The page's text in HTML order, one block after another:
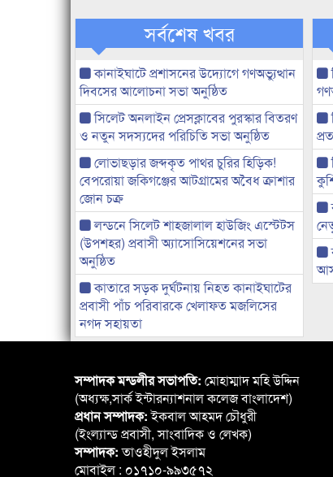
সর্বশেষ খবর
কানাইঘাটে প্রশাসনের উদ্যোগে গণঅভ্যুত্থান
দিবসের আলোচনা সভা অনুষ্ঠিত
সিলেট অনলাইন প্রেসক্লাবের পুরস্কার বিতরণ
ও নতুন সদস্যদের পরিচিতি সভা অনুষ্ঠিত
লোভাছড়ার জব্দকৃত পাথর চুরির হিড়িক!
বেপরোয়া জকিগঞ্জের আটগ্রামের অবৈধ ক্রাশার
জোন চক্র
লন্ডনে সিলেট শাহজালাল হাউজিং এস্টেটস
(উপশহর) প্রবাসী অ্যাসোসিয়েশনের সভা
অনুষ্ঠিত
কাতারে সড়ক দুর্ঘটনায় নিহত কানাইঘাটের
প্রবাসী পাঁচ পরিবারকে খেলাফত মজলিসের
নগদ সহায়তা
সম্পাদক মন্ডলীর সভাপতি: মোহাম্মাদ মহি উদ্দিন
(অধ্যক্ষ,সার্ক ইন্টারন্যাশনাল কলেজ বাংলাদেশ)
প্রধান সম্পাদক:ইকবাল আহমদ চৌধুরী
(ইংল্যান্ড প্রবাসী, সাংবাদিক ও লেখক)
সম্পাদক:তাওহীদুল ইসলাম
মোবাইল : ০১৭১০-৯৯৩৫৭২